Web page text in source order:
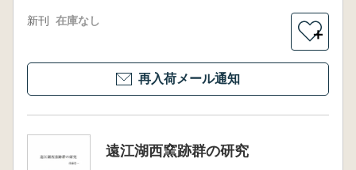
新刊 在庫なし
＋
再入荷メール通知
遠江湖西窯跡群の研究